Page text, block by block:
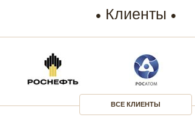
Клиенты
ВСЕ КЛИЕНТЫ